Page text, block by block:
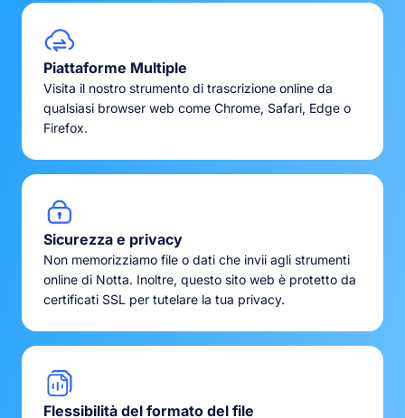
Piattaforme Multiple
Visita il nostro strumento di trascrizione online da
qualsiasi browser web come Chrome, Safari, Edge o
Firefox.
Sicurezza e privacy
Non memorizziamo file o dati che invii agli strumenti
online di Notta. Inoltre, questo sito web è protetto da
certificati SSL per tutelare la tua privacy.
Flessibilità del formato del file